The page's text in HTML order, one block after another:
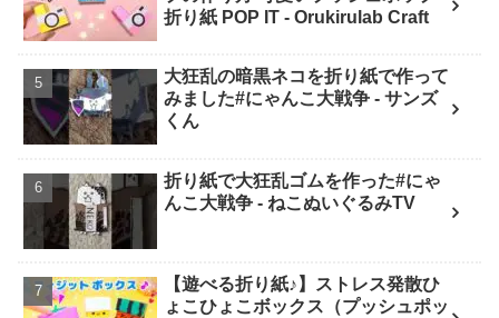
折り紙 POP IT - Orukirulab Craft
大狂乱の暗黒ネコを折り紙で作って
みました#にゃんこ大戦争 - サンズ
くん
折り紙で大狂乱ゴムを作った#にゃ
んこ大戦争 - ねこぬいぐるみTV
【遊べる折り紙♪】ストレス発散ひ
ょこひょこボックス（プッシュポッ